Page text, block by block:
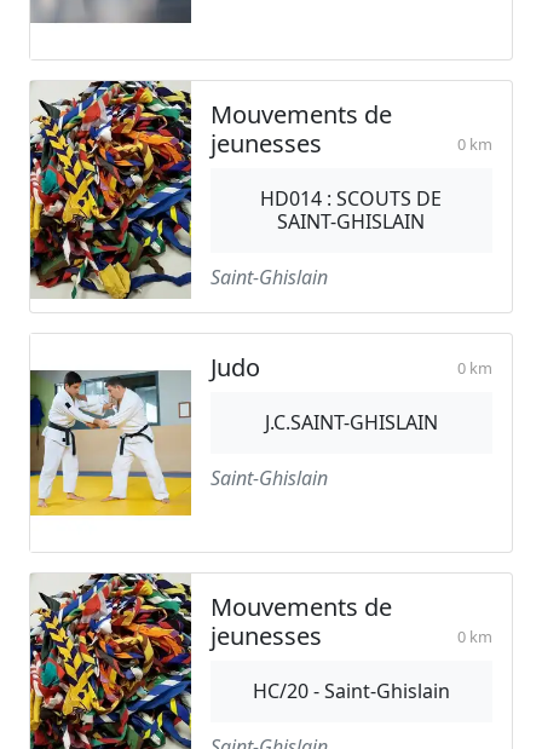
Mouvements de
jeunesses
0 km
HD014 : SCOUTS DE
SAINT-GHISLAIN
Saint-Ghislain
Judo 0 km
J.C.SAINT-GHISLAIN
Saint-Ghislain
Mouvements de
jeunesses
0 km
HC/20 - Saint-Ghislain